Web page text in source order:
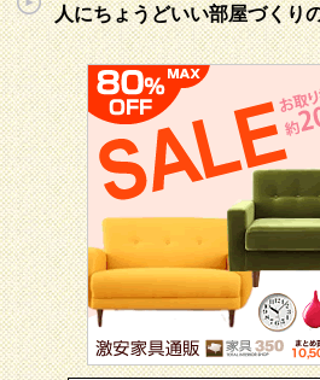
人にちょうどいい部屋づくり